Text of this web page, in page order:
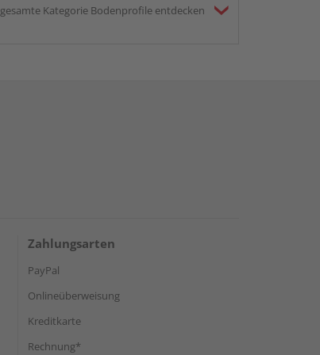
gesamte Kategorie Bodenprofile entdecken
Zahlungsarten
PayPal
Onlineüberweisung
Kreditkarte
Rechnung*